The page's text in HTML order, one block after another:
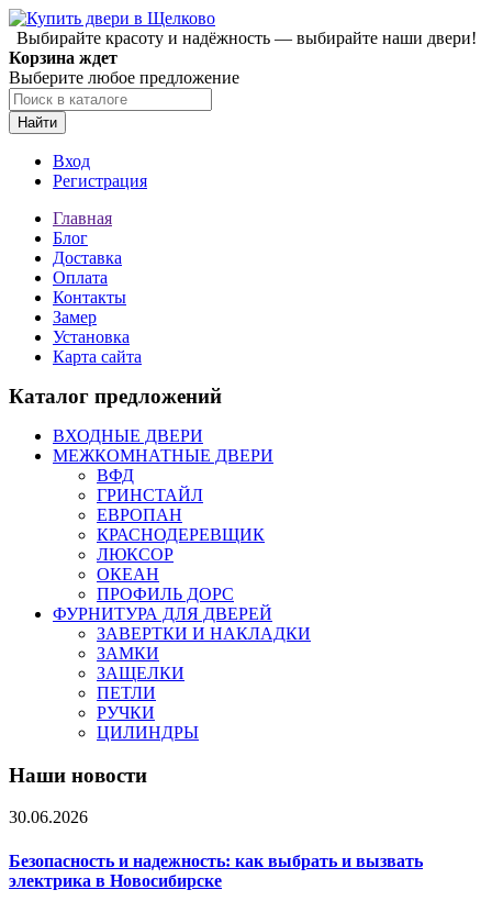
Выбирайте красоту и надёжность — выбирайте наши двери!
Корзина ждет
Выберите любое предложение
Найти
Вход
Регистрация
Главная
Блог
Доставка
Оплата
Контакты
Замер
Установка
Карта сайта
Каталог предложений
ВХОДНЫЕ ДВЕРИ
МЕЖКОМНАТНЫЕ ДВЕРИ
ВФД
ГРИНСТАЙЛ
ЕВРОПАН
КРАСНОДЕРЕВЩИК
ЛЮКСОР
ОКЕАН
ПРОФИЛЬ ДОРС
ФУРНИТУРА ДЛЯ ДВЕРЕЙ
ЗАВЕРТКИ И НАКЛАДКИ
ЗАМКИ
ЗАЩЕЛКИ
ПЕТЛИ
РУЧКИ
ЦИЛИНДРЫ
Наши новости
30.06.2026
Безопасность и надежность: как выбрать и вызвать
электрика в Новосибирске